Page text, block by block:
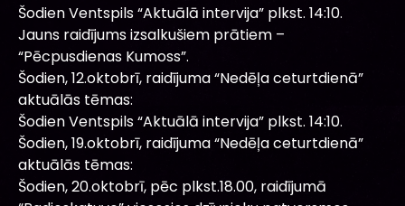
Šodien Ventspils “Aktuālā intervija” plkst. 14:10.
Jauns raidījums izsalkušiem prātiem –
“Pēcpusdienas Kumoss”.
Šodien, 12.oktobrī, raidījuma “Nedēļa ceturtdienā”
aktuālās tēmas:
Šodien Ventspils “Aktuālā intervija” plkst. 14:10.
Šodien, 19.oktobrī, raidījuma “Nedēļa ceturtdienā”
aktuālās tēmas:
Šodien, 20.oktobrī, pēc plkst.18.00, raidījumā